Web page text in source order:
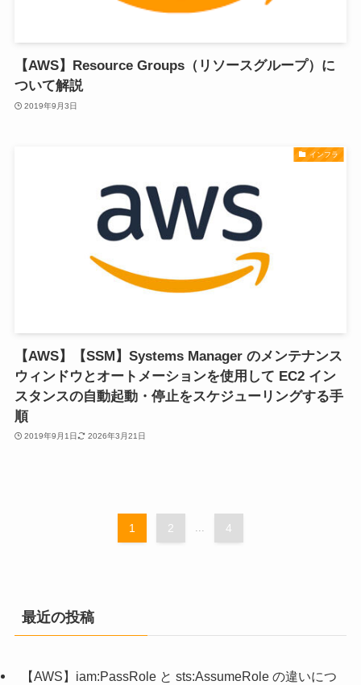
【AWS】Resource Groups（リソースグループ）に
ついて解説
2019年9月3日
インフラ
【AWS】【SSM】Systems Manager のメンテナンス
ウィンドウとオートメーションを使用して EC2 イン
スタンスの自動起動・停止をスケジューリングする手
順
2019年9月1日 2026年3月21日
1 2 4
最近の投稿
【AWS】iam:PassRole と sts:AssumeRole の違いにつ